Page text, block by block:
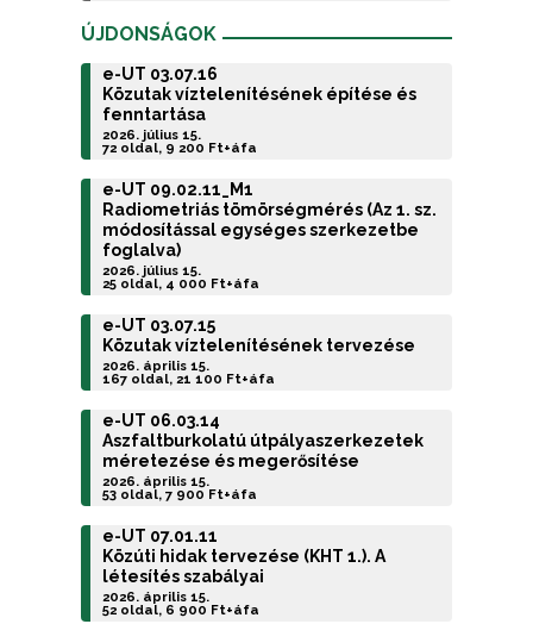
ÚJDONSÁGOK
e-UT 03.07.16
Közutak víztelenítésének építése és
fenntartása
2026. július 15.
72 oldal, 9 200 Ft+áfa
e-UT 09.02.11_M1
Radiometriás tömörségmérés (Az 1. sz.
módosítással egységes szerkezetbe
foglalva)
2026. július 15.
25 oldal, 4 000 Ft+áfa
e-UT 03.07.15
Közutak víztelenítésének tervezése
2026. április 15.
167 oldal, 21 100 Ft+áfa
e-UT 06.03.14
Aszfaltburkolatú útpályaszerkezetek
méretezése és megerősítése
2026. április 15.
53 oldal, 7 900 Ft+áfa
e-UT 07.01.11
Közúti hidak tervezése (KHT 1.). A
létesítés szabályai
2026. április 15.
52 oldal, 6 900 Ft+áfa